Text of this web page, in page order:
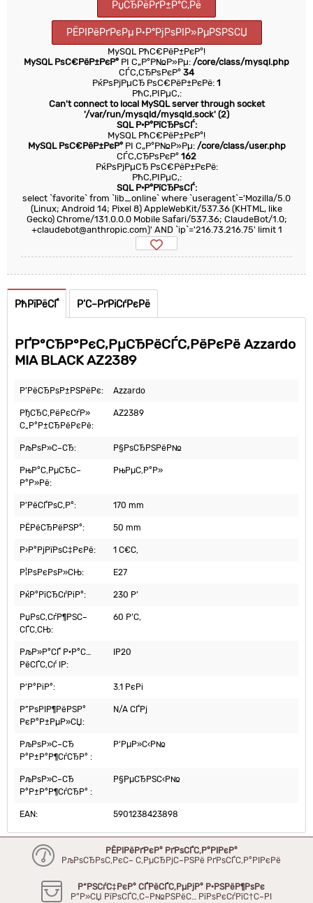
РџСЂРёРґР±Р°С‚Рё
РЁРІРёРґРєРµ Р·Р°РјРѕРІР»РµРЅРЅСЏ
MySQL РћС€РёР±РєР°!
MySQL РѕС€РёР±РєР° РІ С„Р°Р№Р»Рµ: /core/class/mysql.php
СЃС‚СЂРѕРєР° 34
РќРѕРјРµСЂ РѕС€РёР±РєРё: 1
РћС‚РІРµС‚:
Can't connect to local MySQL server through socket
'/var/run/mysqld/mysqld.sock' (2)
SQL Р·Р°РїСЂРѕСЃ:
MySQL РћС€РёР±РєР°!
MySQL РѕС€РёР±РєР°РІ С„Р°Р№Р»Рµ: /core/class/user.php
СЃС‚СЂРѕРєР° 162
РќРѕРјРµСЂ РѕС€РёР±РєРё:
РћС‚РІРµС‚:
SQL Р·Р°РїСЂРѕСЃ:
select `favorite` from `lib_online` where `useragent`='Mozilla/5.0
(Linux; Android 14; Pixel 8) AppleWebKit/537.36 (KHTML, like
Gecko) Chrome/131.0.0.0 Mobile Safari/537.36; ClaudeBot/1.0;
+claudebot@anthropic.com)' AND `ip`='216.73.216.75' limit 1
РћРїРёСЃ Р’С–РґРіСѓРєРё
РҐР°СЂР°РєС‚РµСЂРёСЃС‚РёРєРё Azzardo
MIA BLACK AZ2389
Р’РёСЂРѕР±РЅРёРє: Azzardo
РђСЂС‚РёРєСѓР»
С„Р°Р±СЂРёРєРё:
AZ2389
РљРѕР»С–СЂ: Р§РѕСЂРЅРёР№
РњР°С‚РµСЂС–
Р°Р»Рё:
РњРµС‚Р°Р»
Р’РёСЃРѕС‚Р°: 170 mm
РЁРёСЂРёРЅР°: 50 mm
Р›Р°РјРїРѕС‡РєРё: 1 С€С‚
Р¦РѕРєРѕР»СЊ: E27
РќР°РїСЂСѓРіР°: 230 Р’
РџРѕС‚СѓР¶РЅС–
СЃС‚СЊ:
60 Р’С‚
РљР»Р°СЃ Р·Р°С…
РёСЃС‚Сѓ IP:
IP20
Р’Р°РіР°: 3.1 РєРі
Р”РѕРІР¶РёРЅР°
РєР°Р±РµР»СЏ:
N/A СЃРј
РљРѕР»С–СЂ
Р°Р±Р°Р¶СѓСЂР° :
Р‘РµР»С‹Р№
РљРѕР»С–СЂ
Р°Р±Р°Р¶СѓСЂР° :
Р§РµСЂРЅС‹Р№
EAN: 5901238423898
РЁРІРёРґРєР° РґРѕСЃС‚Р°РІРєР°
РљРѕСЂРѕС‚РєС– С‚РµСЂРјС–РЅРё РґРѕСЃС‚Р°РІРєРё
Р“РЅСѓС‡РєР° СЃРёСЃС‚РµРјР° Р·РЅРёР¶РѕРє
Р”Р»СЏ РїРѕСЃС‚С–Р№РЅРёС… РїРѕРєСѓРїС†С–РІ